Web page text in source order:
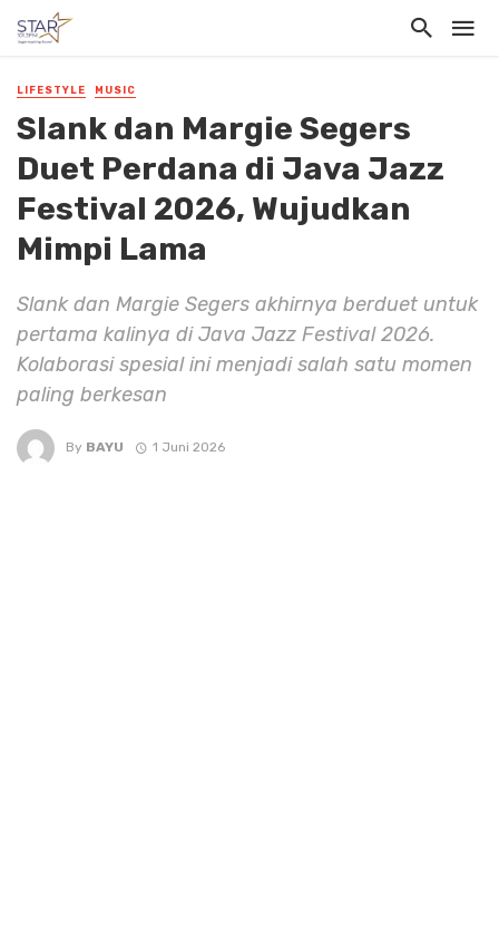
LIFESTYLE MUSIC
Slank dan Margie Segers
Duet Perdana di Java Jazz
Festival 2026, Wujudkan
Mimpi Lama
Slank dan Margie Segers akhirnya berduet untuk
pertama kalinya di Java Jazz Festival 2026.
Kolaborasi spesial ini menjadi salah satu momen
paling berkesan
By BAYU 1 Juni 2026